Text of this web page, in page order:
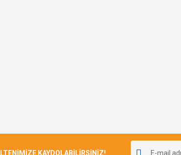
KAYDOLABİLİRSİNİZ!